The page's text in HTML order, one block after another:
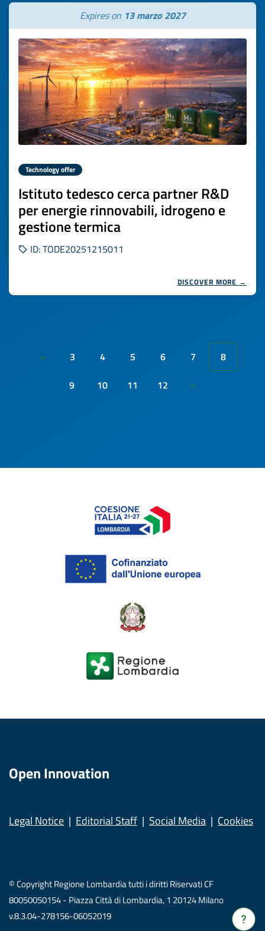
Verrà
Expires on 13 marzo 2027
Technology offer
Istituto tedesco cerca partner R&D
per energie rinnovabili, idrogeno e
gestione termica
ID: TODE20251215011
DISCOVER MORE →
« 3 4 5 6 7
8
9
10 11 12 »
Open Innovation
Legal Notice Editorial Staff Social Media Cookies
© Copyright Regione Lombardia tutti i diritti Riservati CF
80050050154 - Piazza Città di Lombardia, 1 20124 Milano
v.8.3.04-278156-06052019